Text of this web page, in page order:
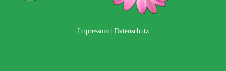
Impressum Datenschutz